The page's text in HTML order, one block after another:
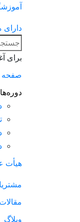
برای
صفحه
هیأت
وبلاگ